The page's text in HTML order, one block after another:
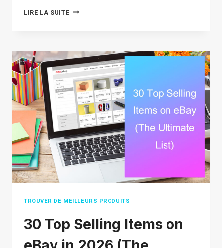
LIRE LA SUITE35+
PRODUCTS
IN
2026
(THAT
AREN’T
OVERSATURATED)
TROUVER DE MEILLEURS PRODUITS
30 Top Selling Items on